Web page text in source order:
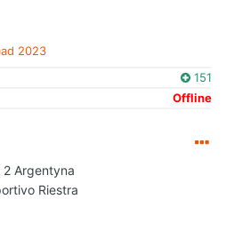
2023
151
Offline
2 Argentyna
Riestra